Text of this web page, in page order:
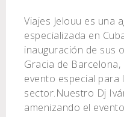
Viajes Jelouu es una
especializada en
inauguración de sus
Gracia de
evento especial
sector.Nuestro Dj
amenizando el evento